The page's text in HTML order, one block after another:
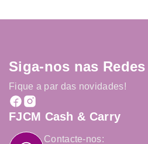
Siga-nos nas
Fique a par das novidades!
FJCM Cash & Carry
Contacte-nos: